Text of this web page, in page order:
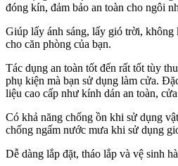
đóng kín, đảm bảo an toàn cho ngôi
Giúp lấy ánh sáng, lấy gió trời, không
cho căn phòng của bạn.
Tác dụng an toàn tốt đến rất tốt tùy
phụ kiện mà bạn sử dụng làm cửa.
liệu cao cấp như kính dán an toàn,
Có khả năng chống ồn khi sử dụng
chống ngấm nước mưa khi sử dụng
Dễ dàng lắp đặt, tháo lắp và vệ sinh